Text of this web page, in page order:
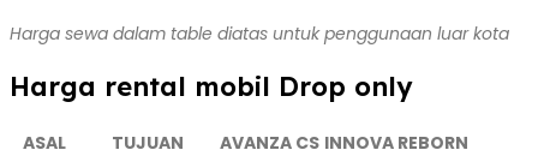
Harga sewa dalam table diatas untuk penggunaan luar kota
Harga rental mobil Drop only
ASAL TUJUAN AVANZA CS INNOVA REBORN